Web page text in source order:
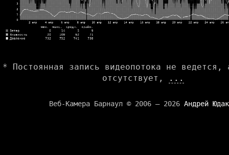
* Постоянная запись видеопотока не ведется,
отсутствует,
...
Веб-Камера Барнаул © 2006 — 2026 Андрей